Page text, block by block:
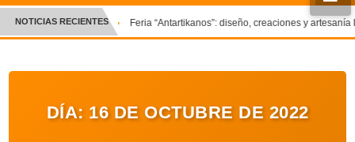
INICIO
CRÓNICA
ENTRETENIMIENTO Y CULTURA
NOTICIAS RECIENTES Feria “Antartikanos”: diseño, creaciones y
DÍA: 16 DE OCTUBRE DE 2022